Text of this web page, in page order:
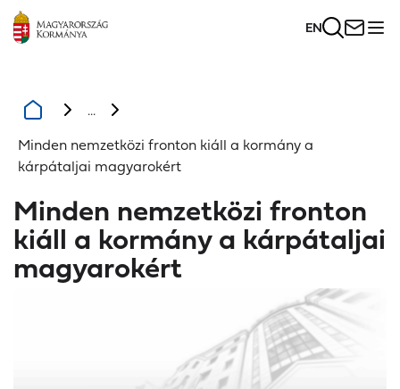
EN
...
Minden nemzetközi fronton kiáll a kormány a
kárpátaljai magyarokért
Minden nemzetközi fronton
kiáll a kormány a kárpátaljai
magyarokért